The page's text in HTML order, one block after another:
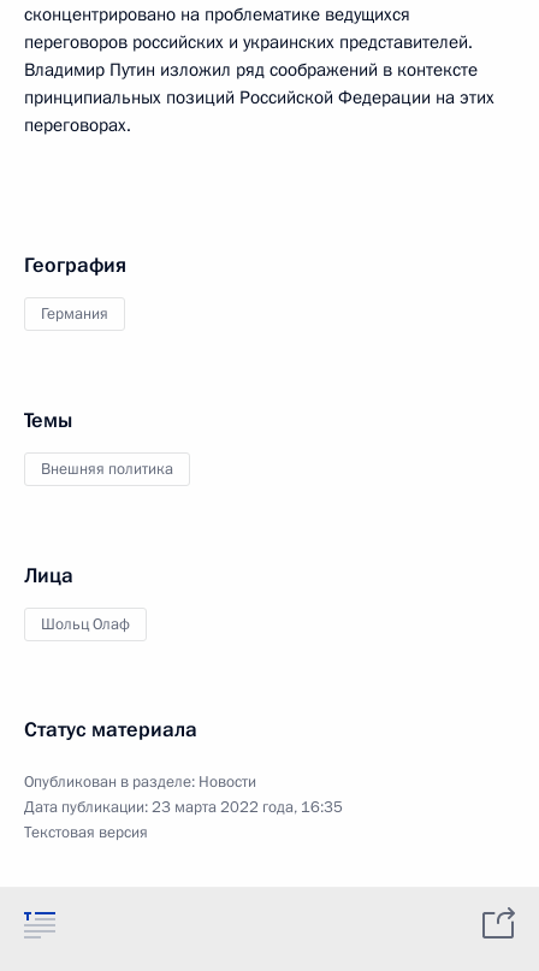
сконцентрировано на проблематике ведущихся
переговоров российских и украинских представителей.
Владимир Путин изложил ряд соображений в контексте
принципиальных позиций Российской Федерации на этих
переговорах.
География
Германия
Темы
Внешняя политика
Лица
Шольц Олаф
Статус материала
Опубликован в разделе: Новости
Дата публикации:23 марта 2022 года, 16:35
Текстовая версия